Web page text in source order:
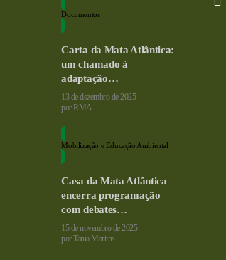
Documentos
Carta da Mata Atlântica:
um chamado à
adaptação…
13 de dezembro de 2025
porRMA
Mobilização e Educação Ambiental
Casa da Mata Atlântica
encerra programação
com debates…
15 de novembro de 2025
porTania Martins